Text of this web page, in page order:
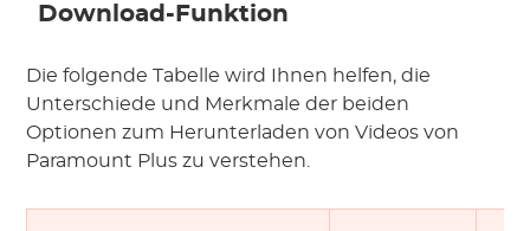
Download-Funktion
Die folgende Tabelle wird Ihnen helfen, die
Unterschiede und Merkmale der beiden
Optionen zum Herunterladen von Videos von
Paramount Plus zu verstehen.